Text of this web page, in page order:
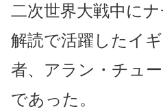
二次世界大戦中に
解読で活躍したイ
者、アラン・チュ
であった。